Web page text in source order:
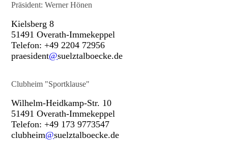
Präsident: Werner Hönen
Kielsberg 8
51491 Overath-Immekeppel
Telefon: +49 2204 72956
praesident@suelztalboecke.de
Clubheim "Sportklause"
Wilhelm-Heidkamp-Str. 10
51491 Overath-Immekeppel
Telefon: +49 173 9773547
clubheim@suelztalboecke.de